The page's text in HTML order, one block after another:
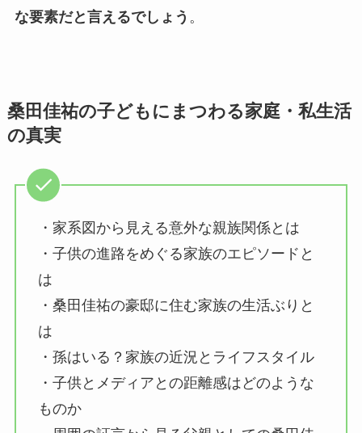
な要素だと言えるでしょう 。
桑田佳祐の子どもにまつわる家庭・私生活
の真実
・家系図から見える意外な親族関係とは
・子供の進路をめぐる家族のエピソードと
は
・桑田佳祐の豪邸に住む家族の生活ぶりと
は
・孫はいる？家族の近況とライフスタイル
・子供とメディアとの距離感はどのような
ものか